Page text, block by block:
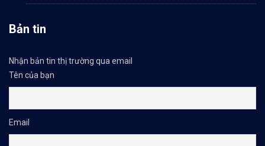
Bản tin
Nhận bản tin thị trường qua email
Tên của bạn
Email